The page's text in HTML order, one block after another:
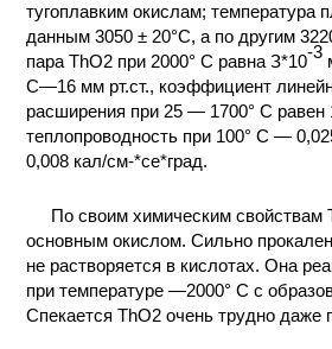
тугоплавким окислам; температура
данным 3050 ± 20°С, а по другим
пара ThO2 при 2000° С равна З*10-3
С—16 мм рт.ст., коэффициент
расширения при 25 — 1700° С
теплопроводность при 100° С —
0,008 кал/см-*се*град.
По своим химическим свойствам
основным окислом. Сильно
не растворяется в кислотах. Она
при температуре —2000° С с
Спекается ThO2 очень трудно даже